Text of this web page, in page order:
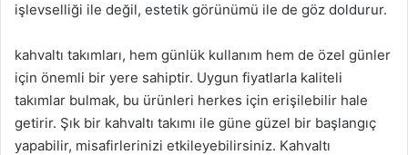
işlevselliği ile değil, estetik görünümü ile de göz doldurur.
kahvaltı takımları, hem günlük kullanım hem de özel günler
için önemli bir yere sahiptir. Uygun fiyatlarla kaliteli
takımlar bulmak, bu ürünleri herkes için erişilebilir hale
getirir. Şık bir kahvaltı takımı ile güne güzel bir başlangıç
yapabilir, misafirlerinizi etkileyebilirsiniz. Kahvaltı